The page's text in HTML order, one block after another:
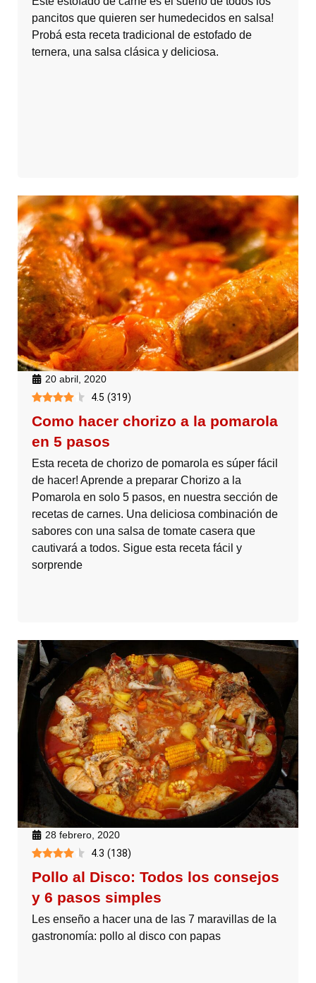
pancitos que quieren ser humedecidos en salsa!
Probá esta receta tradicional de estofado de
ternera, una salsa clásica y deliciosa.
20 abril, 2020
4.5 (319)
Como hacer chorizo a la pomarola
en 5 pasos
Esta receta de chorizo de pomarola es súper fácil
de hacer! Aprende a preparar Chorizo a la
Pomarola en solo 5 pasos, en nuestra sección de
recetas de carnes. Una deliciosa combinación de
sabores con una salsa de tomate casera que
cautivará a todos. Sigue esta receta fácil y
sorprende
28 febrero, 2020
4.3 (138)
Pollo al Disco: Todos los consejos
y 6 pasos simples
Les enseño a hacer una de las 7 maravillas de la
gastronomía: pollo al disco con papas